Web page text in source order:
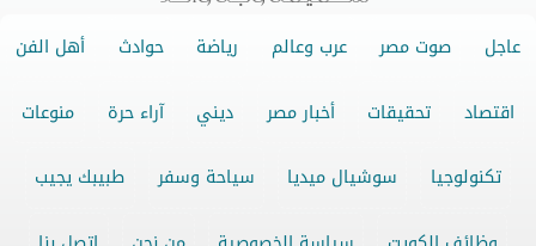
عاجل صوت مصر عرب وعالم رياضة حوادث أهل الفن
اقتصاد تحقيقات أخبار مصر ديني آراء حرة منوعات
تكنولوجيا سوشيال ميديا سياحة وسفر طبيبك يجيب